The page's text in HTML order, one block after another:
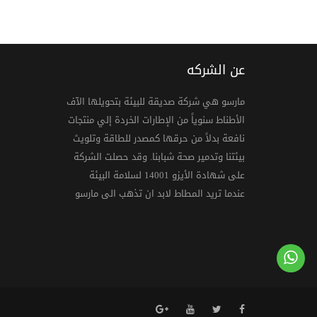
عن الشركه
مارسو هي شركة صديقة للبيئة بتحويلها الاّف
الأطناط سنوياً من الإطارات الخردة إلي منتجات
نافعة بدلاً من حرقها كمصدر للطاقة وتلويث
بيئتنا وتدمير صحة شبابنا. وقد حصلت الشركة
على شهادة الأيزو 14001 لسلامة البيئة
عندما تريد المطاط لابد ان تذهب الى مارسو